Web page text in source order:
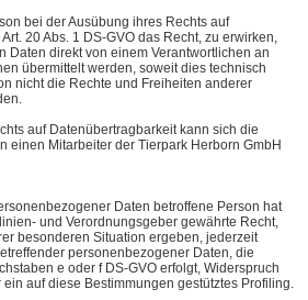
bei der Ausübung ihres Rechts auf
20 Abs. 1 DS-GVO das Recht, zu erwirken,
Daten direkt von einem Verantwortlichen an
übermittelt werden, soweit dies technisch
nicht die Rechte und Freiheiten anderer
auf Datenübertragbarkeit kann sich die
einen Mitarbeiter der Tierpark Herborn GmbH
Daten betroffene Person hat
und Verordnungsgeber gewährte Recht,
besonderen Situation ergeben, jederzeit
personenbezogener Daten, die
e oder f DS-GVO erfolgt, Widerspruch
auf diese Bestimmungen gestütztes Profiling.